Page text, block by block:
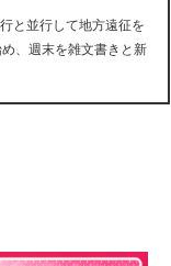
と並行して地方遠征を
、週末を雑文書きと新